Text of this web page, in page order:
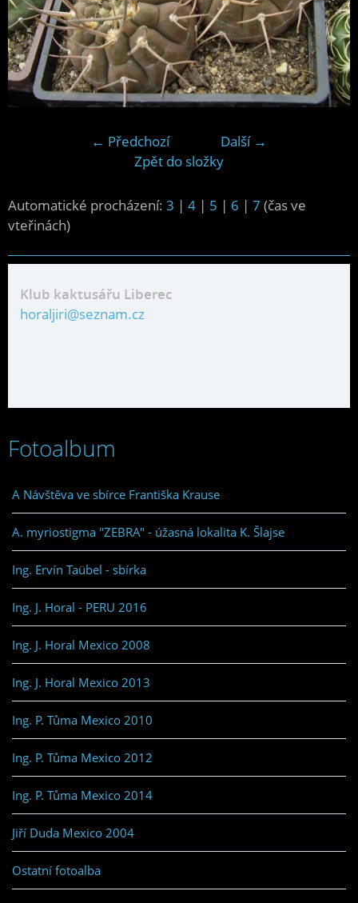
← Předchozí
Další →
Zpět do složky
Automatické procházení: 3 | 4 | 5 | 6 | 7 (čas ve
vteřinách)
Klub kaktusářu Liberec
horaljiri@seznam.cz
Fotoalbum
A Návštěva ve sbírce Františka Krause
A. myriostigma "ZEBRA" - úžasná lokalita K. Šlajse
Ing. Ervín Taübel - sbírka
Ing. J. Horal - PERU 2016
Ing. J. Horal Mexico 2008
Ing. J. Horal Mexico 2013
Ing. P. Tůma Mexico 2010
Ing. P. Tůma Mexico 2012
Ing. P. Tůma Mexico 2014
Jiří Duda Mexico 2004
Ostatní fotoalba